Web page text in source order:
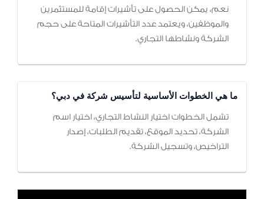
نعم، يمكن الحصول على تأشيرات إقامة للمستثمرين
والموظفين، ويعتمد عدد التأشيرات المتاحة على حجم
الشركة ونشاطها التجاري.
ما هي الخطوات الأساسية لتأسيس شركة في دبي؟
تشمل الخطوات اختيار النشاط التجاري، اختيار اسم
الشركة، تحديد الموقع، تقديم الطلبات، إصدار
التراخيص، وتسجيل الشركة.